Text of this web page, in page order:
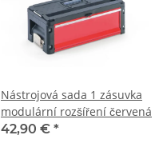
Nástrojová sada 1 zásuvka
modulární rozšíření červená
42,90 € *